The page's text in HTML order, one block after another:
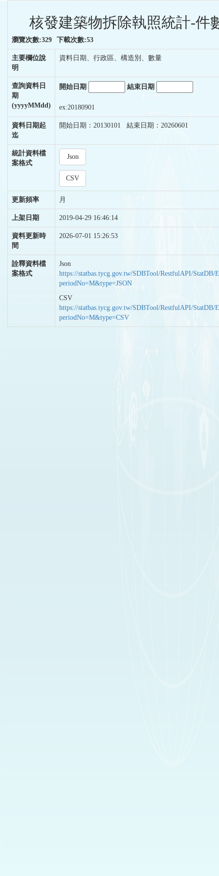
核發建築物拆除執照統計-件
瀏覽次數:329 下載次數:53
主要欄位說
明
資料日期、行政區、構造別、數量
查詢資料日
期
(yyyyMMdd)
開始日期 結束日期
ex:20180901
資料日期起
迄
開始日期：20130101 結束日期：20260601
統計資料檔
案格式
Json
CSV
更新頻率 月
上架日期 2019-04-29 16:46:14
資料更新時
間
2026-07-01 15:26:53
詮釋資料檔
案格式
Json
https://statbas.tycg.gov.tw/SDBTool/RestfulAPI/StatDB/
periodNo=M&type=JSON
CSV
https://statbas.tycg.gov.tw/SDBTool/RestfulAPI/StatDB/
periodNo=M&type=CSV